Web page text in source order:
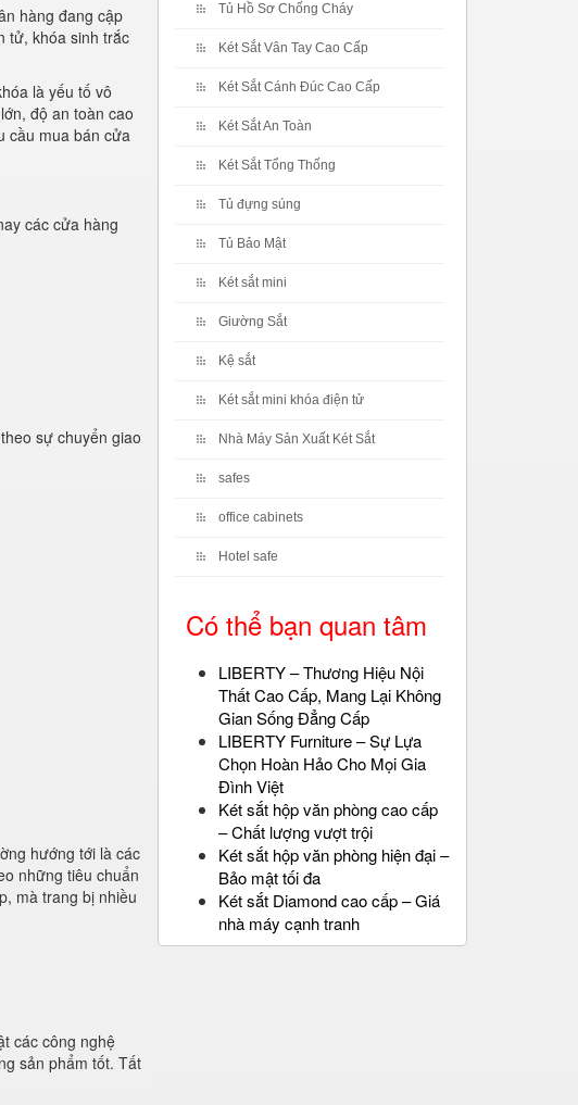
hàng đang cập
tử, khóa sinh trắc
là yếu tố vô
độ an toàn cao
cầu mua bán cửa
các cửa hàng
sự chuyển giao
hướng tới là các
những tiêu chuẩn
mà trang bị nhiều
các công nghệ
sản phẩm tốt. Tất
Tủ Hồ Sơ Chống Cháy
Két Sắt Vân Tay Cao Cấp
Két Sắt Cánh Đúc Cao Cấp
Két Sắt An Toàn
Két Sắt Tổng Thống
Tủ đựng súng
Tủ Bảo Mật
Két sắt mini
Giường Sắt
Kệ sắt
Két sắt mini khóa điện tử
Nhà Máy Sản Xuất Két Sắt
safes
office cabinets
Hotel safe
Có thể bạn quan tâm
LIBERTY – Thương Hiệu Nội
Thất Cao Cấp, Mang Lại Không
Gian Sống Đẳng Cấp
LIBERTY Furniture – Sự Lựa
Chọn Hoàn Hảo Cho Mọi Gia
Đình Việt
Két sắt hộp văn phòng cao cấp
– Chất lượng vượt trội
Két sắt hộp văn phòng hiện đại –
Bảo mật tối đa
Két sắt Diamond cao cấp – Giá
nhà máy cạnh tranh